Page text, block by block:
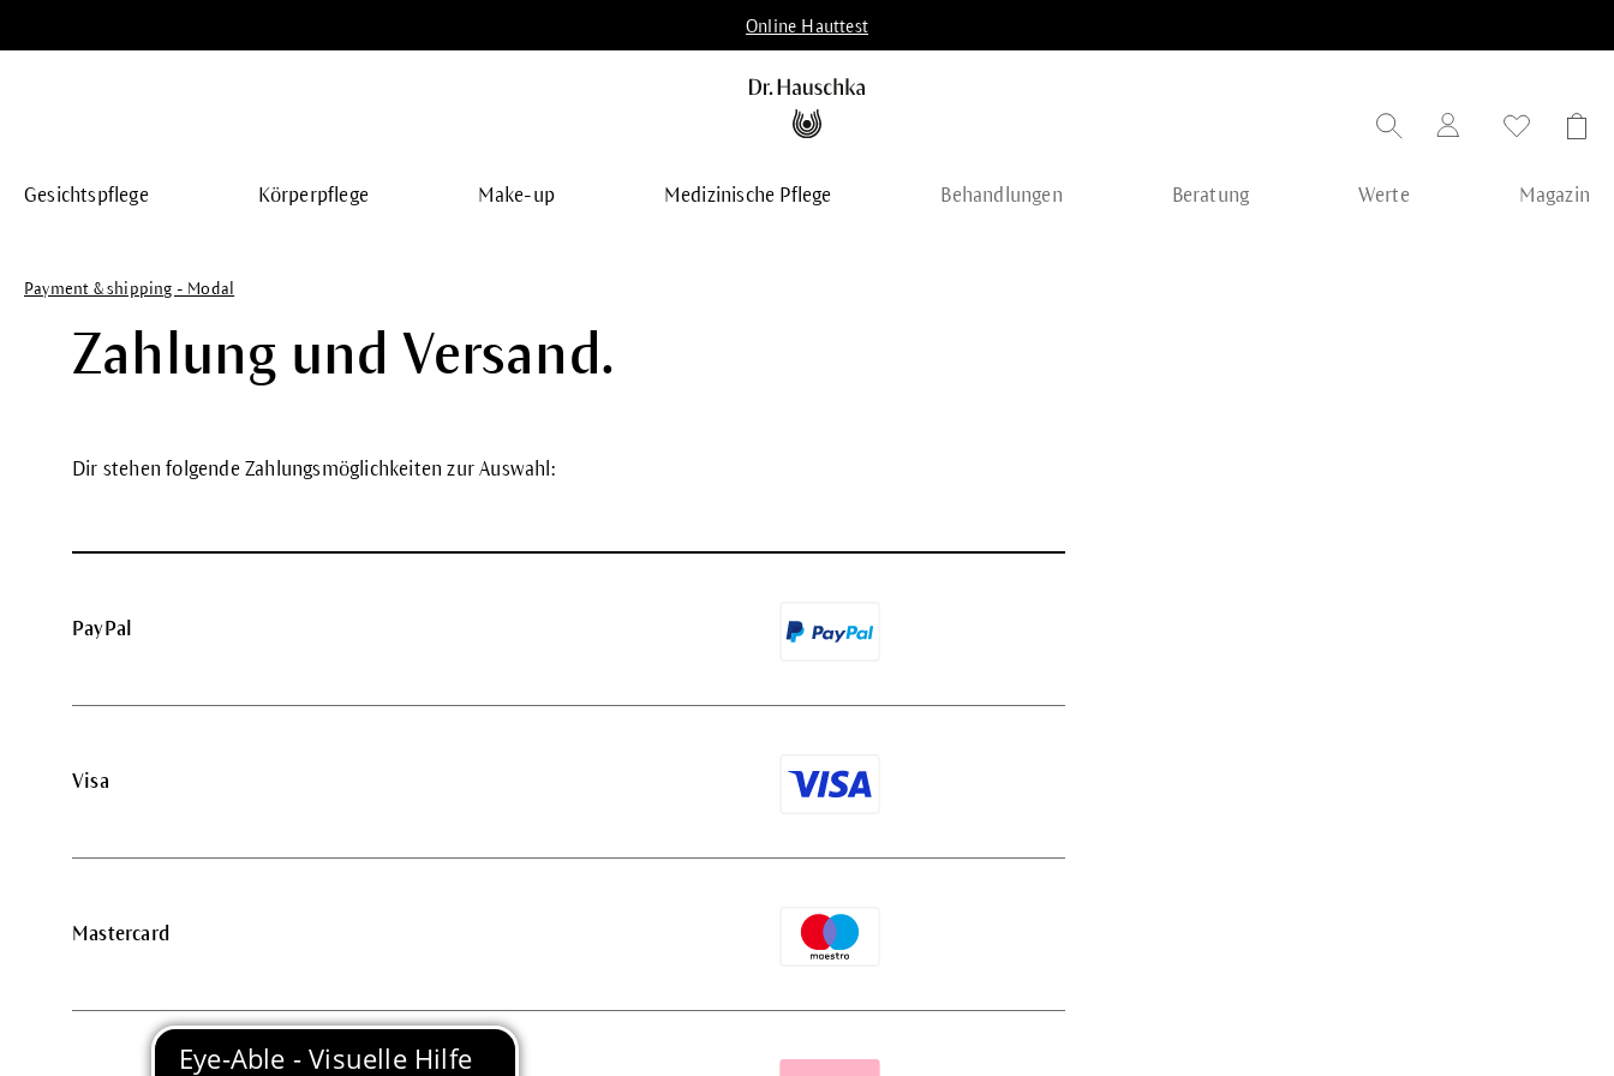
Online Hauttest
Gesichtspflege Körperpflege Make-up Medizinische Pflege Behandlungen Beratung Werte Magazin
Payment & shipping - Modal
Zahlung und Versand.
Dir stehen folgende Zahlungsmöglichkeiten zur Auswahl:
PayPal
Visa
Mastercard